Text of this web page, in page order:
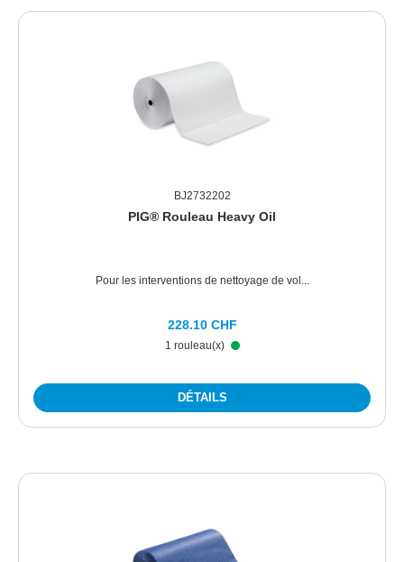
BJ2732202
PIG® Rouleau Heavy Oil
Pour les interventions de nettoyage de vol...
1 rouleau(x)
228.10 CHF
DÉTAILS